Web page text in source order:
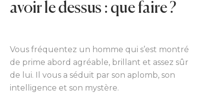
avoir le dessus : que faire ?
Vous fréquentez un homme qui s’est montré
de prime abord agréable, brillant et assez sûr
de lui. Il vous a séduit par son aplomb, son
intelligence et son mystère.